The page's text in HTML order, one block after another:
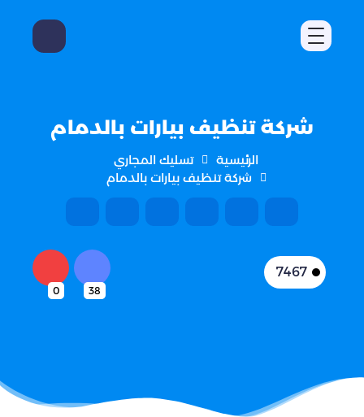
شركة تنظيف بيارات بالدمام
الرئيسية
تسليك المجاري
شركة تنظيف بيارات بالدمام
7467
38
0